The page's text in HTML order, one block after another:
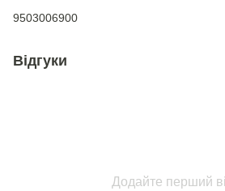
9503006900
Відгуки
Додайте перший